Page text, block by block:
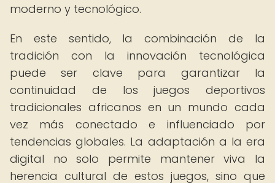
moderno y tecnológico.
En este sentido, la combinación de la
tradición con la innovación tecnológica
puede ser clave para garantizar la
continuidad de los juegos deportivos
tradicionales africanos en un mundo cada
vez más conectado e influenciado por
tendencias globales. La adaptación a la era
digital no solo permite mantener viva la
herencia cultural de estos juegos, sino que